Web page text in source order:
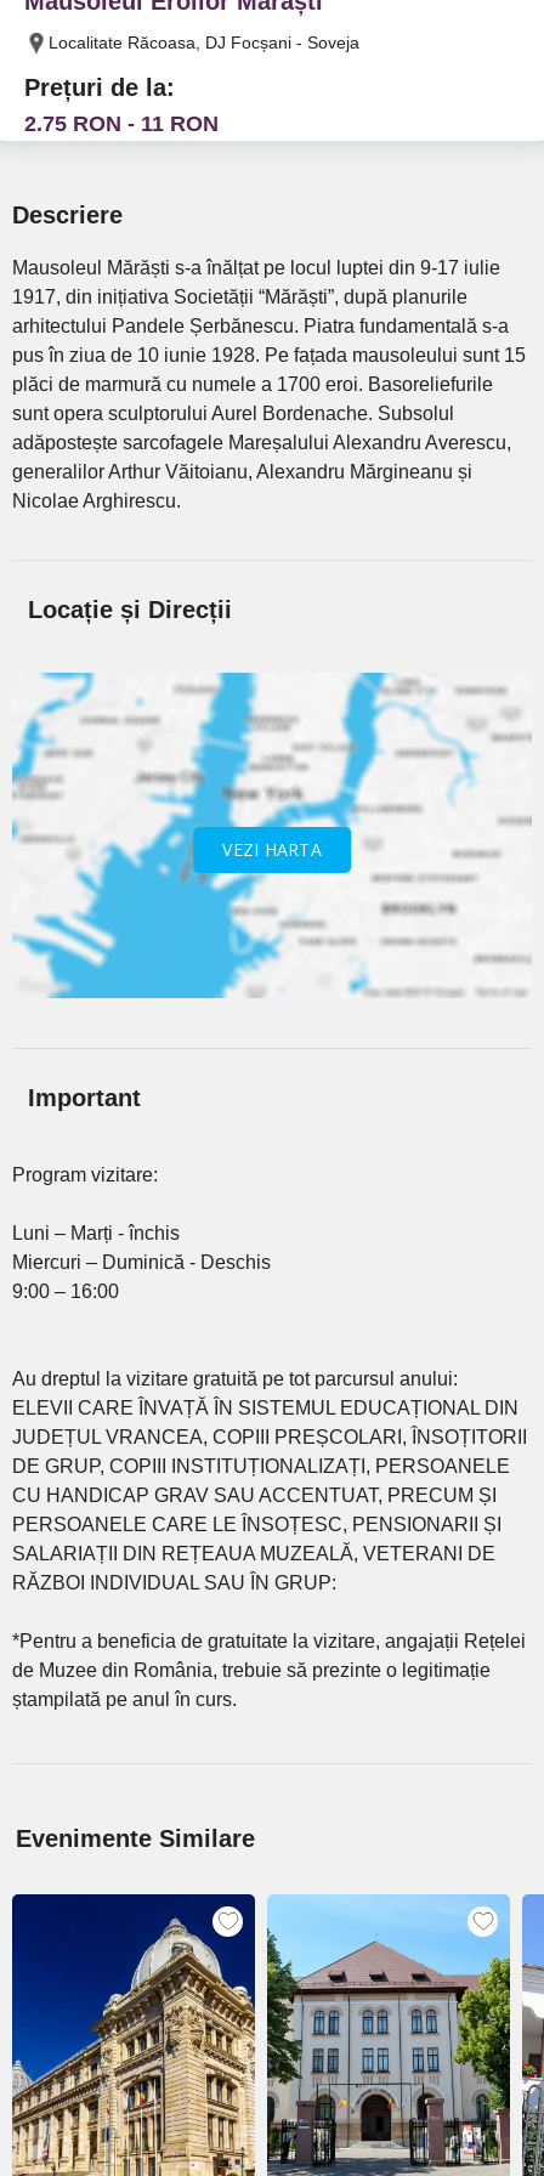
Localitate Răcoasa, DJ Focșani - Soveja
Prețuri de la:
2.75 RON - 11 RON
Descriere
Mausoleul Mărăști s-a înălțat pe locul luptei din 9-17 iulie
1917, din inițiativa Societății “Mărăști”, după planurile
arhitectului Pandele Șerbănescu. Piatra fundamentală s-a
pus în ziua de 10 iunie 1928. Pe fațada mausoleului sunt 15
plăci de marmură cu numele a 1700 eroi. Basoreliefurile
sunt opera sculptorului Aurel Bordenache. Subsolul
adăpostește sarcofagele Mareșalului Alexandru Averescu,
generalilor Arthur Văitoianu, Alexandru Mărgineanu și
Nicolae Arghirescu.
Locație și Direcții
VEZI HARTA
Important
Program vizitare:
Luni – Marți - închis
Miercuri – Duminică - Deschis
9:00 – 16:00
Au dreptul la vizitare gratuită pe tot parcursul anului:
ELEVII CARE ÎNVAȚĂ ÎN SISTEMUL EDUCAȚIONAL DIN
JUDEȚUL VRANCEA, COPIII PREȘCOLARI, ÎNSOȚITORII
DE GRUP, COPIII INSTITUȚIONALIZAȚI, PERSOANELE
CU HANDICAP GRAV SAU ACCENTUAT, PRECUM ȘI
PERSOANELE CARE LE ÎNSOȚESC, PENSIONARII ȘI
SALARIAȚII DIN REȚEAUA MUZEALĂ, VETERANI DE
RĂZBOI INDIVIDUAL SAU ÎN GRUP:
*Pentru a beneficia de gratuitate la vizitare, angajații Rețelei
de Muzee din România, trebuie să prezinte o legitimație
ștampilată pe anul în curs.
Evenimente Similare